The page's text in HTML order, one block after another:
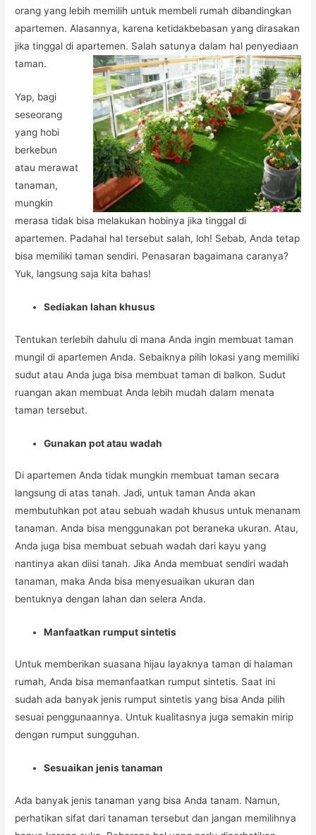
orang yang lebih memilih untuk membeli rumah dibandingkan
apartemen. Alasannya, karena ketidakbebasan yang dirasakan
jika tinggal di apartemen. Salah satunya dalam hal penyediaan
taman.
Yap, bagi
seseorang
yang hobi
berkebun
atau merawat
tanaman,
mungkin
merasa tidak bisa melakukan hobinya jika tinggal di
apartemen. Padahal hal tersebut salah, loh! Sebab, Anda tetap
bisa memiliki taman sendiri. Penasaran bagaimana caranya?
Yuk, langsung saja kita bahas!
Sediakan lahan khusus
Tentukan terlebih dahulu di mana Anda ingin membuat taman
mungil di apartemen Anda. Sebaiknya pilih lokasi yang memiliki
sudut atau Anda juga bisa membuat taman di balkon. Sudut
ruangan akan membuat Anda lebih mudah dalam menata
taman tersebut.
Gunakan pot atau wadah
Di apartemen Anda tidak mungkin membuat taman secara
langsung di atas tanah. Jadi, untuk taman Anda akan
membutuhkan pot atau sebuah wadah khusus untuk menanam
tanaman. Anda bisa menggunakan pot beraneka ukuran. Atau,
Anda juga bisa membuat sebuah wadah dari kayu yang
nantinya akan diisi tanah. Jika Anda membuat sendiri wadah
tanaman, maka Anda bisa menyesuaikan ukuran dan
bentuknya dengan lahan dan selera Anda.
Manfaatkan rumput sintetis
Untuk memberikan suasana hijau layaknya taman di halaman
rumah, Anda bisa memanfaatkan rumput sintetis. Saat ini
sudah ada banyak jenis rumput sintetis yang bisa Anda pilih
sesuai penggunaannya. Untuk kualitasnya juga semakin mirip
dengan rumput sungguhan.
Sesuaikan jenis tanaman
Ada banyak jenis tanaman yang bisa Anda tanam. Namun,
perhatikan sifat dari tanaman tersebut dan jangan memilihnya